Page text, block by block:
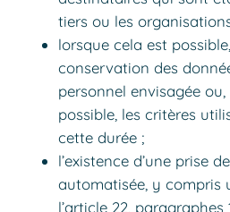
tiers ou les
lorsque cela est
conservation des
personnel envisagée ou,
possible, les critères
cette durée ;
l’existence d’une prise
automatisée, y compris
l’article 22, paragraphes